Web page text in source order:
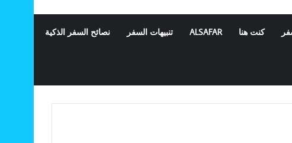
كنت هنا ALSAFAR تنبيهات السفر نصائح السفر الذكية